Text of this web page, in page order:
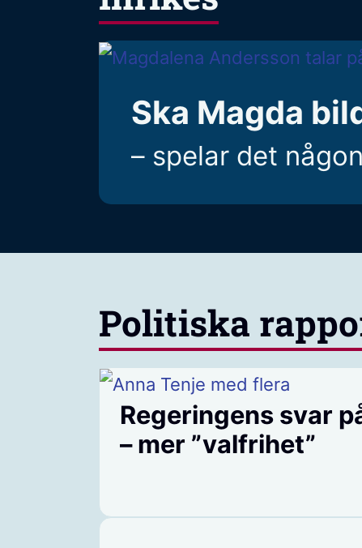
Ska Magda
– spelar det
Politiska
Regeringens svar
– mer ”valfrihet”